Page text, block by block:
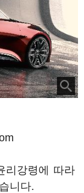
리강령에 따라
니다.